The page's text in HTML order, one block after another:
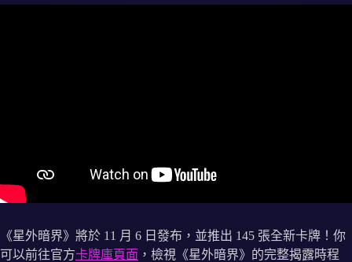
《星外暗界》將於 11 月 6 日發布，並推出 145 張全新卡牌！你
可以前往官方卡牌庫頁面 ，檢視《星外暗界》的完整揭露時程